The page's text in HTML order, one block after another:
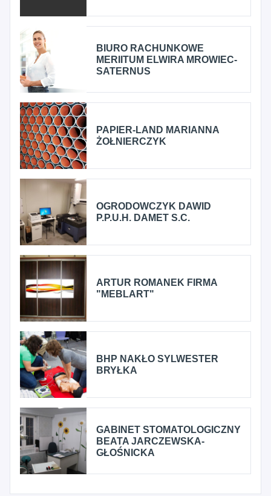
BIURO RACHUNKOWE
MERIITUM ELWIRA MROWIEC-
SATERNUS
PAPIER-LAND MARIANNA
ŻOŁNIERCZYK
OGRODOWCZYK DAWID
P.P.U.H. DAMET S.C.
ARTUR ROMANEK FIRMA
"MEBLART"
BHP NAKŁO SYLWESTER
BRYŁKA
GABINET STOMATOLOGICZNY
BEATA JARCZEWSKA-
GŁOŚNICKA